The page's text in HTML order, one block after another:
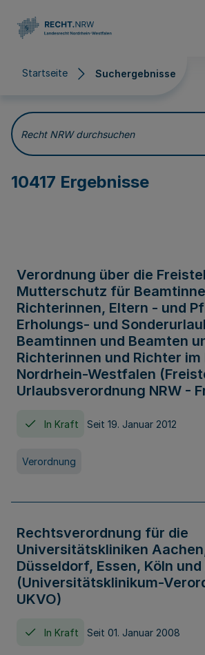
Startseite Suchergebnisse
Suchergebnisse
Recht NRW durchsuchen
10417 Ergebnisse
Verordnung über die
Mutterschutz für
Richterinnen, Eltern - und
Erholungs- und
Beamtinnen und Beamten
Richterinnen und Richter im
Nordrhein-Westfalen
Urlaubsverordnung NRW -
In Kraft Seit 19. Januar 2012
Verordnung
Rechtsverordnung für die
Universitätskliniken
Düsseldorf, Essen, Köln
(Universitätsklinikum-
UKVO)
In Kraft Seit 01. Januar 2008